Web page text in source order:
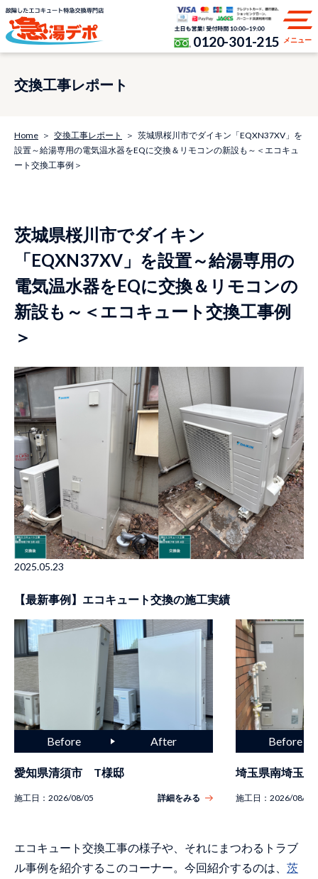
0120-301-215 メニュー
交換工事レポート
Home 交換工事レポート
茨城県桜川市でダイキン「EQXN37XV」を
設置～給湯専用の電気温水器をEQに交換＆リモコンの新設も～＜エコキュ
ート交換工事例＞
茨城県桜川市でダイキン
「EQXN37XV」を設置～給湯専用の
電気温水器をEQに交換＆リモコンの
新設も～＜エコキュート交換工事例
＞
2025.05.23
【最新事例】エコキュート交換の施工実績
愛知県清須市 T様邸
施工日： 2026/08/05 詳細をみる
埼玉県南埼玉
施工日： 2026/08/04
エコキュート交換工事の様子や、それにまつわるトラブ
ル事例を紹介するこのコーナー。今回紹介するのは、 茨